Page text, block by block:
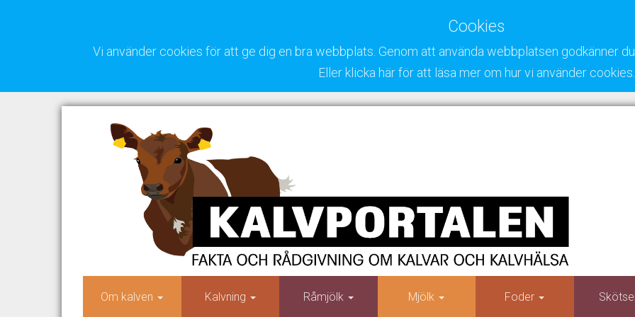
Cookies
Vi använder cookies för att ge dig en bra webbplats. Genom att använda webbplatsen godkänner
Eller klicka här för att läsa mer om hur vi använder cookies.
Om kalven Kalvning Råmjölk Mjölk Foder Skötsel